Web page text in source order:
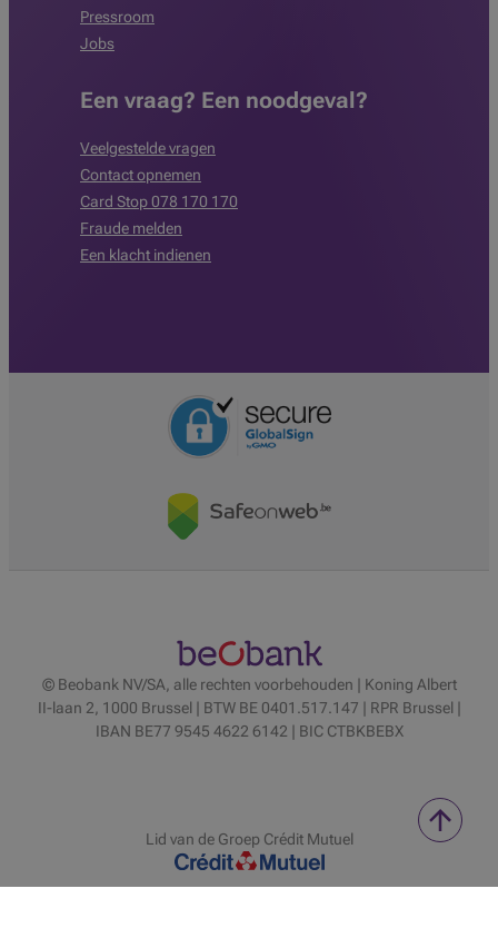
Pressroom
Jobs
Een vraag? Een noodgeval?
Veelgestelde vragen
Contact opnemen
Card Stop 078 170 170
Fraude melden
Een klacht indienen
© Beobank NV/SA, alle rechten voorbehouden | Koning Albert
II-laan 2, 1000 Brussel | BTW BE 0401.517.147 | RPR Brussel |
IBAN BE77 9545 4622 6142 | BIC CTBKBEBX
Lid van de Groep Crédit Mutuel